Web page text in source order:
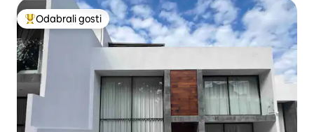
Među najviše rangiranima s oznakom „Odabrali gosti”
Odabrali gosti